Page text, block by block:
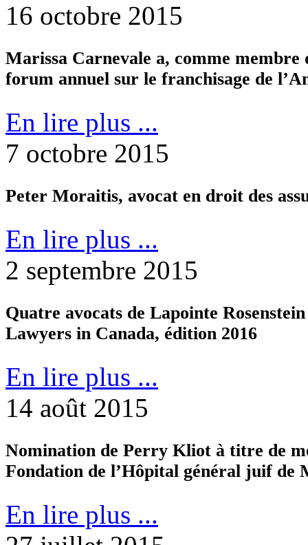
16 octobre 2015
Marissa Carnevale a, comme membre
forum annuel sur le franchisage de
En lire plus ...
7 octobre 2015
Peter Moraitis, avocat en droit des
En lire plus ...
2 septembre 2015
Quatre avocats de Lapointe
Lawyers in Canada, édition 2016
En lire plus ...
14 août 2015
Nomination de Perry Kliot à titre de
Fondation de l’Hôpital général juif de
En lire plus ...